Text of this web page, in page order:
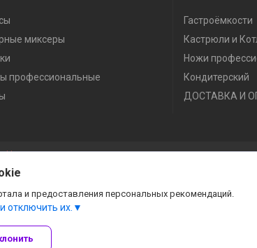
миксеры
профессиональные
Гастроёмкости
Кастрюли и
Ножи
Кондитерский
ДОСТАВКА И
и предоставления персональных рекомендаций.
отключить их.